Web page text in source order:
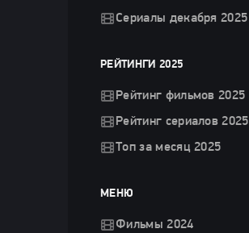
Сериалы декабря 2025
РЕЙТИНГИ 2025
Рейтинг фильмов 2025
Рейтинг сериалов 2025
Топ за месяц 2025
МЕНЮ
Фильмы 2024